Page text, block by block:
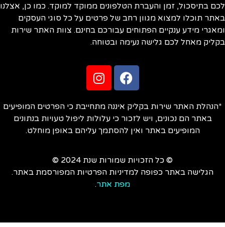
בתיסכול, זמן והעברת הטלפונים ממוקד למוקד. כמו כן, אצלנו
תוכלו למצוא מגוון רחב של פרטים על כל סוגי העסקים
מידע ענקיים הפתוחים עבורכם בחינם. צוות האתר שירות
מאחל לכם גלישה נעימה ובטוחה.
האתר שירות בקליק איננה מתחייבת כי הפרטים המופיעים
באתר הם נכונים, ויש לזכור כי עלולות ליפול טעויות בנתונים
המופיעים באתר ואין להסתמך עליהם באופן מוחלט.
© כל הזכויות שמורות שנת 2024 ©
הגלישה באתר כפופה למדיניות הפרטיות המפורסמת באתר.
מפת אתר.